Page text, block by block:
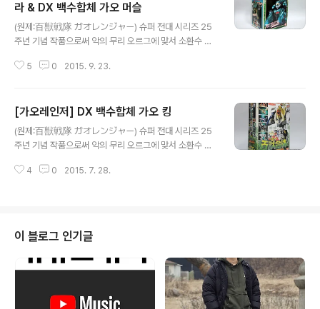
완구가 바로 의 관련 상품입니다. 는 정크니 제외 파워애니
멀시리즈3 가오 베어 & 폴라2마리가 들어있는 세트이며
단순 색놀이에 불과하지만 꽤나 알찬 구성입니다.옆면에는
면에는 기믹 소개와 파워애니멀들이 소개되어 있습니다.
라 & DX 백수합체 가오 머슬
(원제:百獣戦隊 ガオレンジャー) 슈퍼 전대 시리즈 25
주년 기념 작품으로써 악의 무리 오르그에 맞서 소환수 파
습니다. 25주년 기념작 답게 작품 완성도는 물론, 꽃미남
의 전대 완구를 이야기를 할 때 그 누구도 부정할 수 없는
완구가 바로 의 관련 상품입니다. 는 정크니 제외 파워애니
멀시리즈4 가오 고릴라 묵직한 합금과 맥기, 펄도장이 일
와 백수합체 하라!! 라는 문구가 눈에 띄는군요.옆모습엔 가
5 0 2015. 9. 23.
[가오레인저] DX 백수합체 가오 킹
(원제:百獣戦隊 ガオレンジャー) 슈퍼 전대 시리즈 25
주년 기념 작품으로써 악의 무리 오르그에 맞서 소환수 파
습니다. 25주년 기념작 답게 작품 완성도는 물론, 꽃미남
완구가 바로 의 관련 상품입니다. 는 정크니 제외 특이하게
도 가오레인저는 국내에서 미국판과 일본판을 방영한 케이
스입니다.왜색에 대한 거부감이 많았던 2002년 무렵, SB
S에서 란 이름으로 미국판이 방영되었고,완구는 영실업이
제작 및 수입. 그 후 2010년 일본에서 방영된 사무라이 전
대 신켄쟈가 왜색이 너무 심하자 수..
4 0 2015. 7. 28.
이 블로그 인기글